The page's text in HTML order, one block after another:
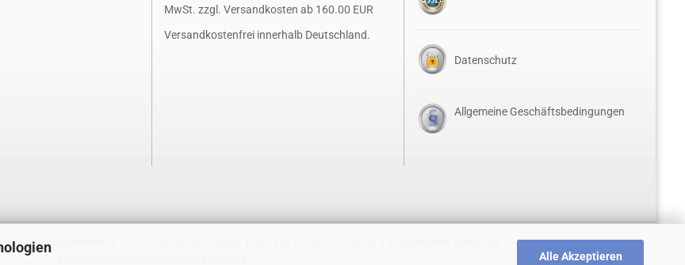
Alle Akzeptieren
MwSt. zzgl. Versandkosten ab 160.00 EUR
Versandkostenfrei innerhalb Deutschland.
Datenschutz
Allgemeine Geschäftsbedingungen
64646 Heppenheim ♦ Tel. +49 (0) 6252 788434 ♦ Fax +49 (0) 6252 788435 ♦